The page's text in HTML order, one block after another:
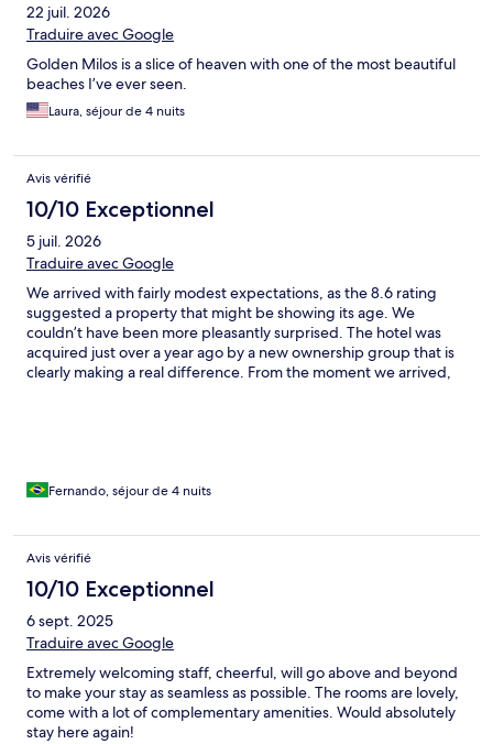
22 juil. 2026
Traduire avec Google
Golden Milos is a slice of heaven with one of the most beautiful
beaches I’ve ever seen.
Laura, séjour de 4 nuits
Avis vérifié
10/10 Exceptionnel
5 juil. 2026
Traduire avec Google
We arrived with fairly modest expectations, as the 8.6 rating
suggested a property that might be showing its age. We
couldn’t have been more pleasantly surprised. The hotel was
acquired just over a year ago by a new ownership group that is
clearly making a real difference. From the moment we arrived,
order the octopus and the goat, both were absolutely
Highly recommended.
Fernando, séjour de 4 nuits
Avis vérifié
10/10 Exceptionnel
6 sept. 2025
Traduire avec Google
Extremely welcoming staff, cheerful, will go above and beyond
to make your stay as seamless as possible. The rooms are lovely,
come with a lot of complementary amenities. Would absolutely
stay here again!